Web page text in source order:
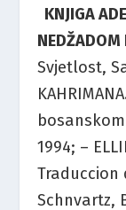
KNJIGA
NEDŽADOM
Svjetlost,
1994; –
Traduccion
Schnvartz,